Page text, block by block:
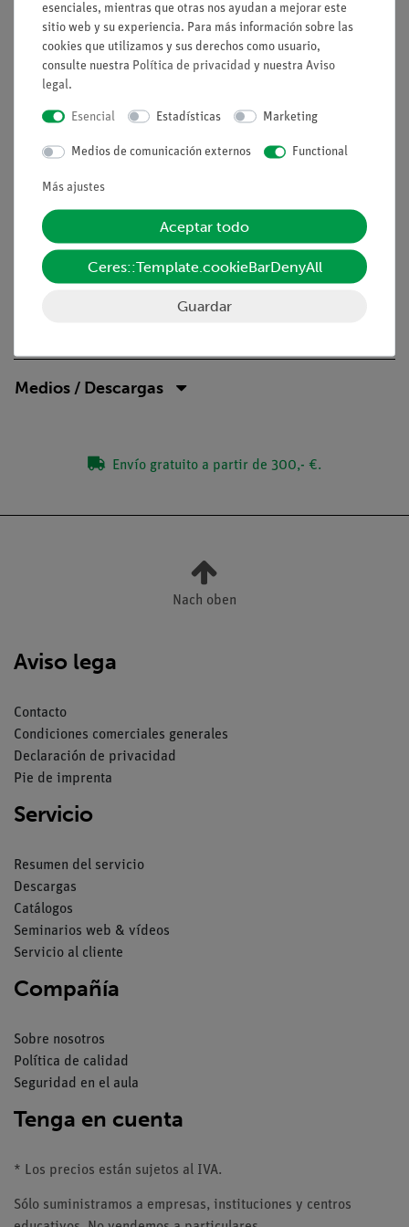
Se incluye una varilla de soporte para fijar el
dispositivo (con rosca, atornillable)
Accesorios necesarios
o Contador Universal 13601-99
o Cobra4 Sensor-Unit Radioactivity (Cobra4 interface
required)
Volumen de suministro
Medios / Descargas
Envío gratuito a partir de 300,- €.
Nach oben
Aviso lega
Contacto
Condiciones comerciales generales
Declaración de privacidad
Pie de imprenta
Servicio
Resumen del servicio
Descargas
Catálogos
Seminarios web & vídeos
Servicio al cliente
Compañía
Sobre nosotros
Política de calidad
Seguridad en el aula
Tenga en cuenta
* Los precios están sujetos al IVA.
Sólo suministramos a empresas, instituciones y centros
esenciales, mientras que otras nos ayudan a mejorar este
sitio web y su experiencia. Para más información sobre las
cookies que utilizamos y sus derechos como usuario,
consulte nuestra Política de privacidad y nuestra Aviso
legal.
Esencial Estadísticas Marketing
Medios de comunicación externos Functional
Más ajustes
Aceptar todo
Ceres::Template.cookieBarDenyAll
Guardar